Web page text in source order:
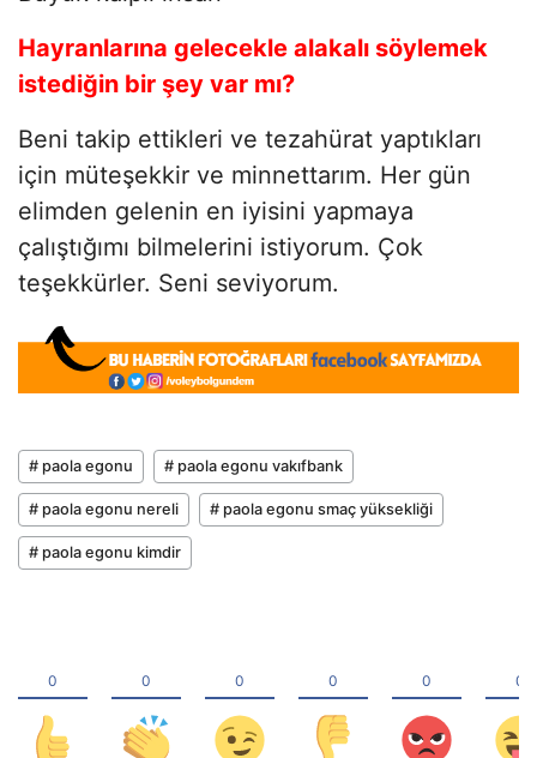
Hayranlarına gelecekle alakalı söylemek
istediğin bir şey var mı?
Beni takip ettikleri ve tezahürat yaptıkları
için müteşekkir ve minnettarım. Her gün
elimden gelenin en iyisini yapmaya
çalıştığımı bilmelerini istiyorum. Çok
teşekkürler. Seni seviyorum.
# paola egonu # paola egonu vakıfbank
# paola egonu nereli # paola egonu smaç yüksekliği
# paola egonu kimdir